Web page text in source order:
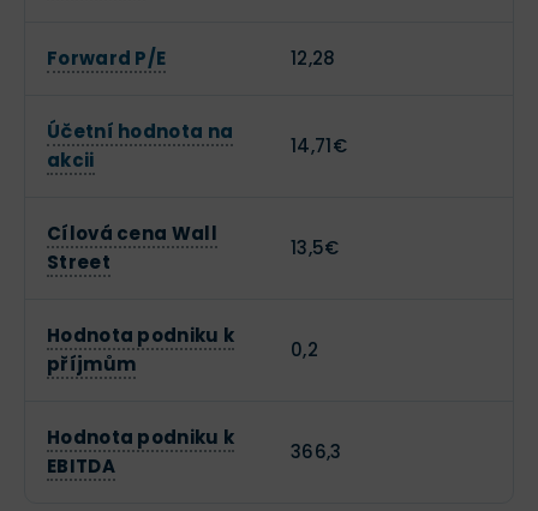
Forward P/E 12,28
Účetní hodnota na
akcii
14,71€
Cílová cena Wall
Street
13,5€
Hodnota podniku k
příjmům
0,2
Hodnota podniku k
EBITDA
366,3